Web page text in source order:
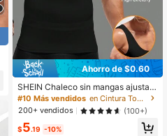
Ahorro de $0.60
SHEIN Chaleco sin mangas ajustad
o y de un solo color para hombre, ro
pa diaria
#10 Más vendidos
en Cintura Tops moldeadores para hombre
200+ vendidos
(100+)
$5.19 -10%